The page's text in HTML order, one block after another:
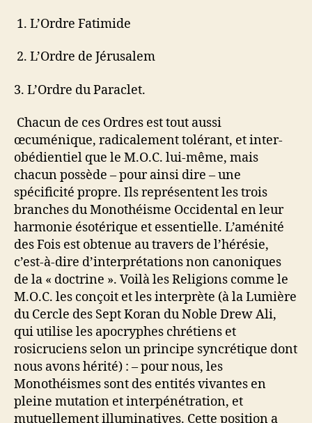
p
t
e
1. L’Ordre Fatimide
2. L’Ordre de Jérusalem
3. L’Ordre du Paraclet.
Chacun de ces Ordres est tout aussi
œcuménique, radicalement tolérant, et inter-
obédientiel que le M.O.C. lui-même, mais
chacun possède – pour ainsi dire – une
spécificité propre. Ils représentent les trois
branches du Monothéisme Occidental en leur
harmonie ésotérique et essentielle. L’aménité
des Fois est obtenue au travers de l’hérésie,
c’est-à-dire d’interprétations non canoniques
de la « doctrine ». Voilà les Religions comme le
M.O.C. les conçoit et les interprète (à la Lumière
du Cercle des Sept Koran du Noble Drew Ali,
qui utilise les apocryphes chrétiens et
rosicruciens selon un principe syncrétique dont
nous avons hérité) : – pour nous, les
Monothéismes sont des entités vivantes en
pleine mutation et interpénétration, et
mutuellement illuminatives. Cette position a